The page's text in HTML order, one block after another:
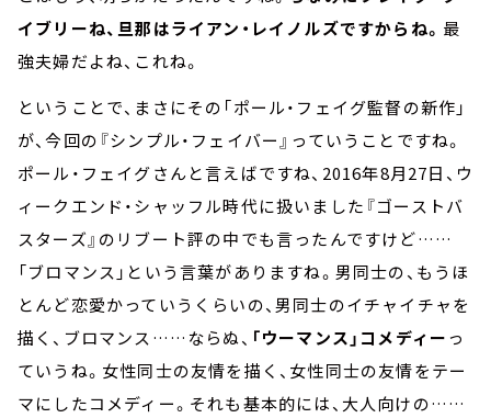
イブリーね、旦那はライアン・レイノルズですからね。 最
強夫婦だよね、これね。
ということで、まさにその「ポール・フェイグ監督の新作」
が、今回の『シンプル・フェイバー』っていうことですね。
ポール・フェイグさんと言えばですね、2016年8月27日、ウ
ィークエンド・シャッフル時代に扱いました『ゴーストバ
スターズ』のリブート評の中でも言ったんですけど……
「ブロマンス」という言葉がありますね。男同士の、もうほ
とんど恋愛かっていうくらいの、男同士のイチャイチャを
描く、ブロマンス……ならぬ、 「ウーマンス」コメディー っ
ていうね。女性同士の友情を描く、女性同士の友情をテー
マにしたコメディー。それも基本的には、大人向けの……